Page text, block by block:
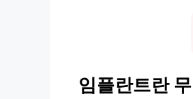
임플란트란